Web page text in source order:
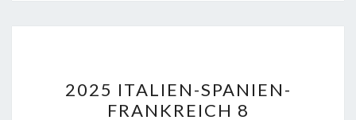
ITALIEN-
SPANIEN-
2025 ITALIEN-SPANIEN-
FRANKREICH 8